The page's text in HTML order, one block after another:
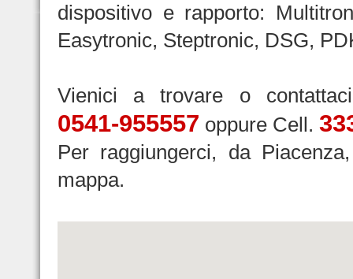
dispositivo e rapporto:
Easytronic, Steptronic, DSG,
Vienici a trovare o
0541-955557 oppure Cell.
Per raggiungerci, da
mappa.